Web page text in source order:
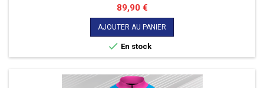
performances maximales par tous les temps.
Prix
89,90 €
AJOUTER AU PANIER
 En stock